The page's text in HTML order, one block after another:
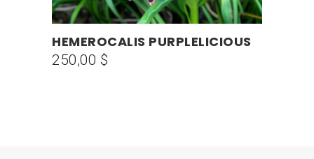
AÑADIR AL CARRITO
HEMEROCALIS PURPLELICIOUS
250,00 $